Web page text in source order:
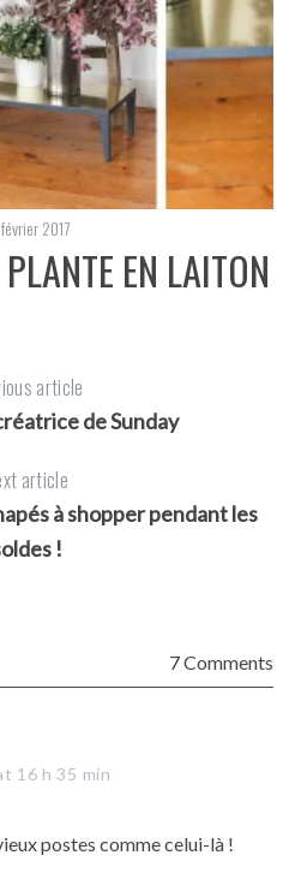
2017
EN LAITON
article
de Sunday
article
à shopper pendant les
!
7 Comments
16 h 35 min
postes comme celui-là !